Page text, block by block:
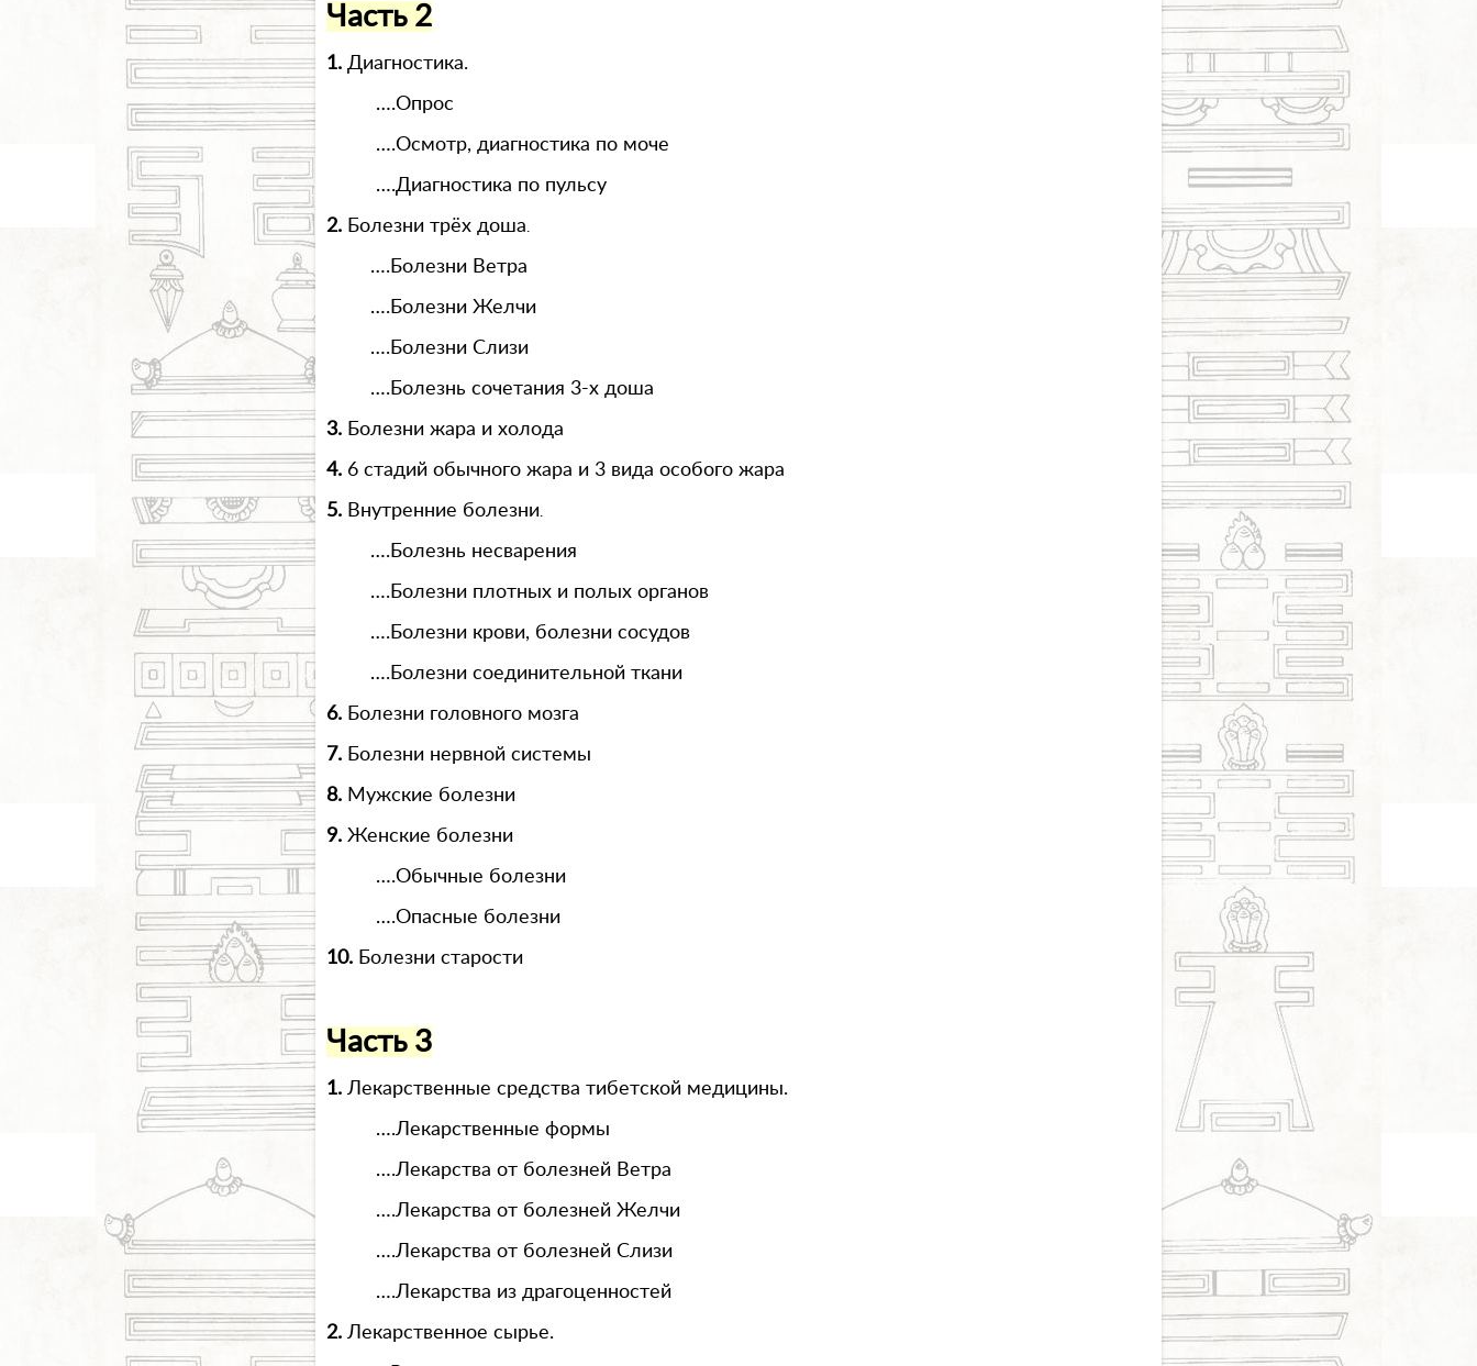
Часть 2
1. Диагностика.
….Опрос
….Осмотр, диагностика по моче
….Диагностика по пульсу
2. Болезни трёх доша.
….Болезни Ветра
….Болезни Желчи
….Болезни Слизи
….Болезнь сочетания 3-х доша
3. Болезни жара и холода
4. 6 стадий обычного жара и 3 вида особого жара
5. Внутренние болезни.
….Болезнь несварения
….Болезни плотных и полых органов
….Болезни крови, болезни сосудов
….Болезни соединительной ткани
6. Болезни головного мозга
7. Болезни нервной системы
8. Мужские болезни
9. Женские болезни
….Обычные болезни
….Опасные болезни
10. Болезни старости
Часть 3
1. Лекарственные средства тибетской медицины.
….Лекарственные формы
….Лекарства от болезней Ветра
….Лекарства от болезней Желчи
….Лекарства от болезней Слизи
….Лекарства из драгоценностей
2. Лекарственное сырье.